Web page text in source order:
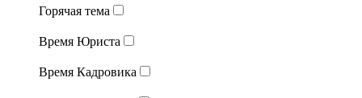
Горячая тема
Время Юриста
Время Кадровика